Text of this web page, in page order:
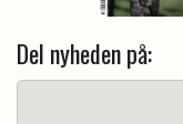
Del nyheden på: